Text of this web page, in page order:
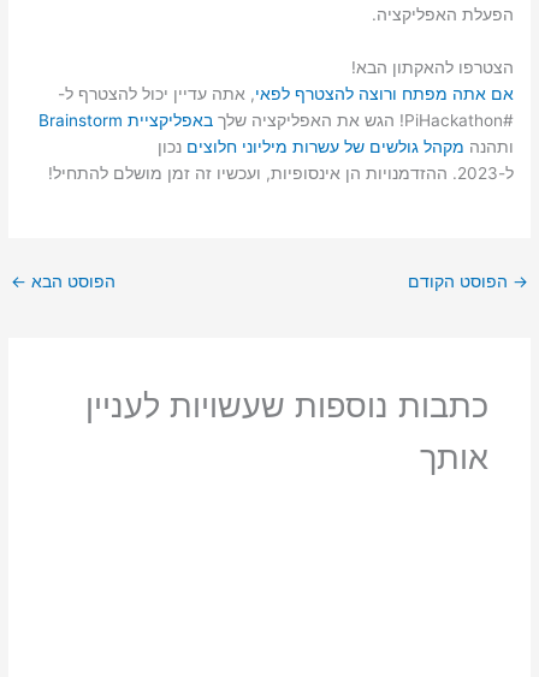
הפעלת האפליקציה.
הצטרפו להאקתון הבא!
אם אתה מפתח ורוצה להצטרף לפאי, אתה עדיין יכול להצטרף ל-
#PiHackathon! הגש את האפליקציה שלך
באפליקציית Brainstorm
ותהנה מקהל גולשים של עשרות מיליוני חלוצים נכון
ל-2023. ההזדמנויות הן אינסופיות, ועכשיו זה זמן מושלם להתחיל!
→ הפוסט הקודם הפוסט הבא ←
כתבות נוספות שעשויות לעניין
אותך